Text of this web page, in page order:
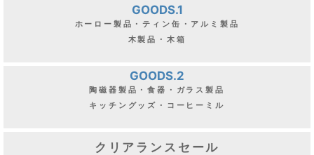
GOODS.1
ホーロー製品・ティン缶・アルミ製品
木製品・木箱
GOODS.2
陶磁器製品・食器・ガラス製品
キッチングッズ・コーヒーミル
クリアランスセール